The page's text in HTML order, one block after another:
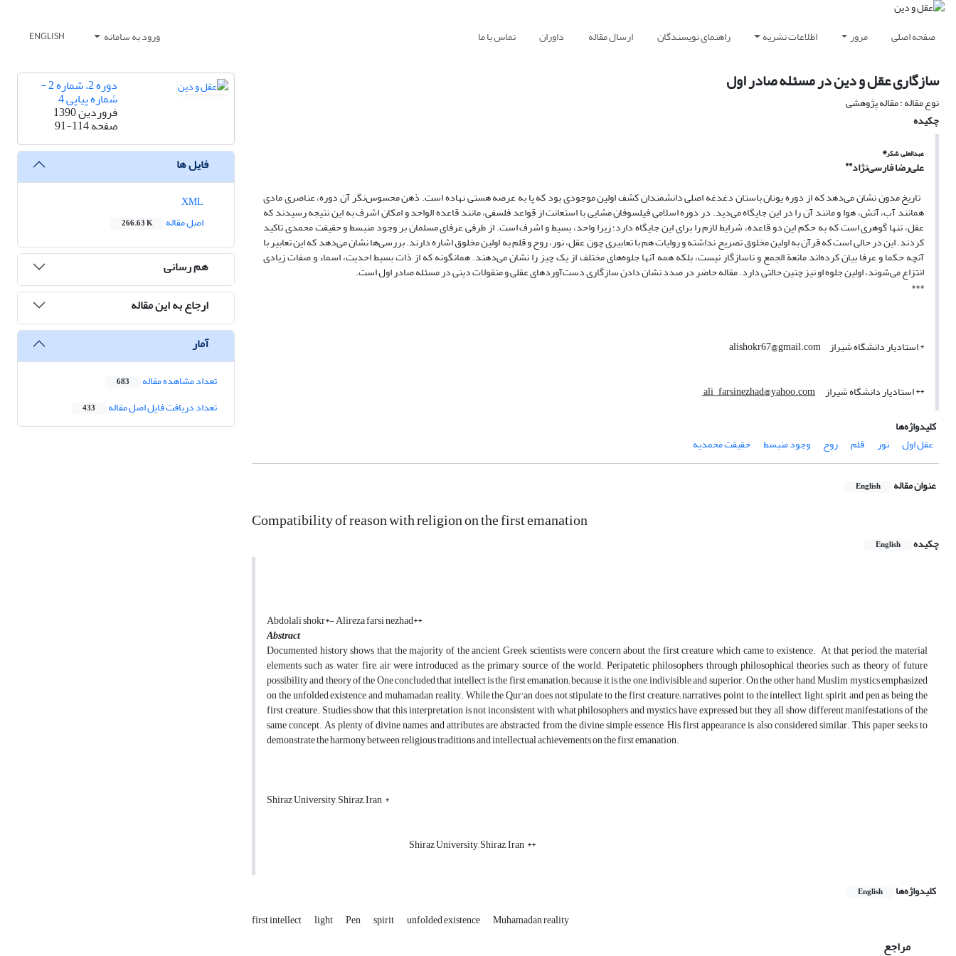
صفحه اصلی مرور اطلاعات نشریه راهنمای نویسندگان ارسال مقاله داوران تماس با ما ورود به سامانه ENGLISH
سازگاری عقل و دین در مسئله صادر اول
نوع مقاله : مقاله پژوهشی
چکیده
عبدالعلی شکر*
علی‌رضا فارسی‌نژاد*
*
تاریخ مدون نشان می‌دهد که از دوره یونان باستان دغدغه اصلی دانشمندان کشف اولین موجودی بود که پا به عرصه هستی نهاده است. ذهن محسوس‌نگر آن دوره، عناصری مادی
همانند آب، آتش، هوا و مانند آن را در این جایگاه می‌دید. در دوره اسلامی فیلسوفان مشایی با استعانت از قواعد فلسفی، مانند قاعده الواحد و امکان اشرف به این نتیجه رسیدند که
عقل، تنها گوهری است که به حکم این دو قاعده، شرایط لازم را برای این جایگاه دارد؛ زیرا واحد، بسیط و اشرف است. از طرفی عرفای مسلمان بر وجود منبسط و حقیقت محمدی تاکید
کردند. این در حالی است که قرآن به اولین مخلوق تصریح نداشته و روایات هم با تعابیری چون عقل، نور، روح و قلم به اولین مخلوق اشاره دارند. بررسی‌ها نشان می‌دهد که این تعابیر با
آنچه حکما و عرفا بیان کرده‌اند مانعة الجمع و ناسازگار نیست، بلکه همه آنها جلوه‌های مختلف از یک چیز را نشان می‌دهند. همانگونه که از ذات بسیط احدیت، اسماء و صفات زیادی
انتزاع می‌شوند، اولین جلوه او نیز چنین حالتی دارد. مقاله حاضر در صدد نشان دادن سازگاری دست‌آوردهای عقلی و منقولات دینی در مسئله صادر اول است.
***
* استادیار دانشگاه شیراز alishokr67@gmail.com
** استادیار دانشگاه شیراز ali_farsinezhad@yahoo.com
کلیدواژه‌ها
عقل اول
نور قلم روح وجود منبسط حقیقت محمدیه
عنوان مقاله English
Compatibility of reason with religion on the first emanation
چکیده English
Abdolali shokr*- Alireza farsi nezhad**
Abstract
Documented history shows that the majority of the ancient Greek scientists were concern about the first creature which came to existence. At that period, the material
elements such as water, fire, air were introduced as the primary source of the world. Peripatetic philosophers through philosophical theories, such as theory of future
possibility and theory of the One concluded that intellect is the first emanation; because it is the one, indivisible and superior. On the other hand, Muslim mystics emphasized
on the unfolded existence and muhamadan reality. While the Qur'an does not stipulate to the first creature; narratives point to the intellect, light, spirit, and pen as being the
first creature. Studies show that this interpretation is not inconsistent with what philosophers and mystics have expressed, but they all show different manifestations of the
same concept. As plenty of divine names and attributes are abstracted from the divine simple essence, His first appearance is also considered similar. This paper seeks to
demonstrate the harmony between religious traditions and intellectual achievements on the first emanation.
Shiraz University, Shiraz, Iran *
Shiraz University, Shiraz, Iran **
کلیدواژه‌ها English
first intellect light Pen spirit unfolded existence Muhamadan reality
مراجع
دوره 2، شماره 2 -
شماره پیاپی 4
فروردین 1390
صفحه91-114
فایل ها
اصل مقاله
266.63 K
هم رسانی
ارجاع به این مقاله
آمار
تعداد مشاهده مقاله 683
تعداد دریافت فایل اصل مقاله 433